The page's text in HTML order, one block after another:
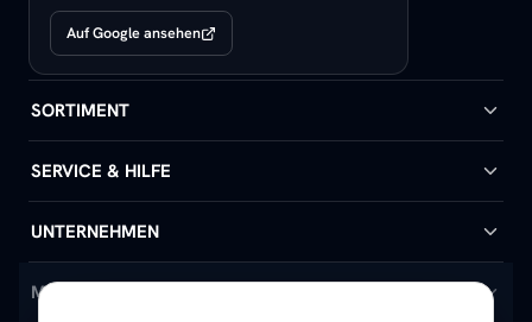
Auf Google ansehen
SORTIMENT
Badheizkörper
Handtuchheizkörper
Design-Heizkörper
SERVICE & HILFE
Hilfe & Kontakt
Versand & Lieferung
UNTERNEHMEN
Wir über uns
MEIN KONTO